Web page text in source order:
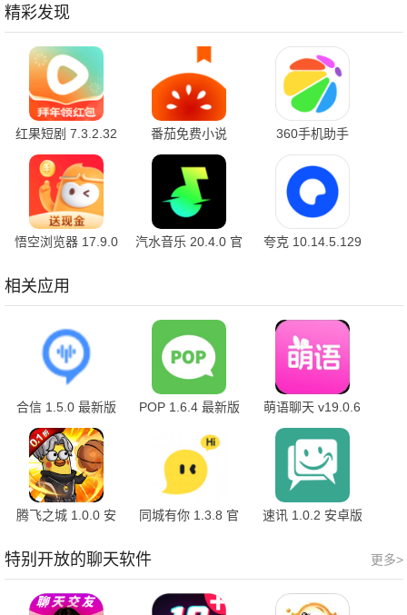
精彩发现
红果短剧 7.3.2.32
官方版
番茄免费小说
7.3.1.32 安卓版
360手机助手
10.2.2 官方版
悟空浏览器 17.9.0
汽水音乐 20.4.0 官
夸克 10.14.5.129
相关应用
合信 1.5.0 最新版 POP 1.6.4 最新版
萌语聊天 v19.0.6
安卓版
腾飞之城 1.0.0 安
同城有你 1.3.8 官
速讯 1.0.2 安卓版
更多>
特别开放的聊天软件